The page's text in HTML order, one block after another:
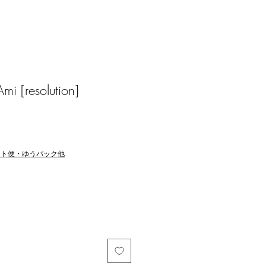
[resolution]
便・ゆうパック他